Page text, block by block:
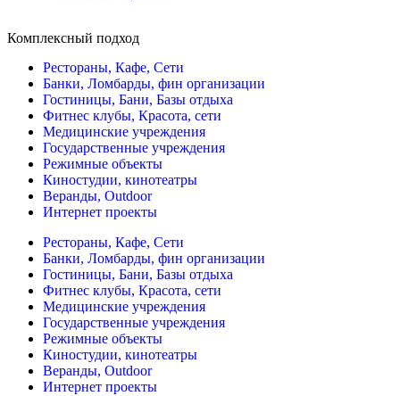
Комплексный подход
Рестораны, Кафе, Сети
Банки, Ломбарды, фин организации
Гостиницы, Бани, Базы отдыха
Фитнес клубы, Красота, сети
Медицинские учреждения
Государственные учреждения
Режимные объекты
Киностудии, кинотеатры
Веранды, Outdoor
Интернет проекты
Рестораны, Кафе, Сети
Банки, Ломбарды, фин организации
Гостиницы, Бани, Базы отдыха
Фитнес клубы, Красота, сети
Медицинские учреждения
Государственные учреждения
Режимные объекты
Киностудии, кинотеатры
Веранды, Outdoor
Интернет проекты